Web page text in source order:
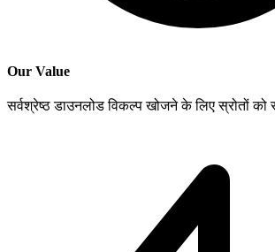
Our Value
सर्वश्रेष्ठ डाउनलोड विकल्प खोजने के लिए स्रोतों को